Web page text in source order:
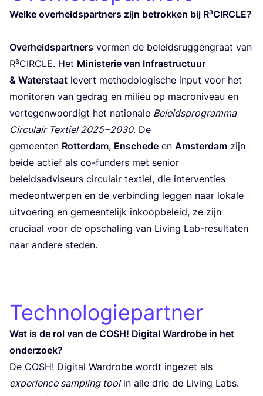
Wel­ke over­heids­part­ners zijn betrok­ken bij R³CIRCLE?
Over­heids­part­ners vor­men de beleids­rug­gen­graat van
R³CIR­CLE. Het Minis­te­rie van Infra­struc­tuur
& Water­staat levert metho­do­lo­gi­sche input voor het
moni­to­ren van gedrag en mili­eu op macro­ni­veau en
ver­te­gen­woor­digt het nati­o­na­le Beleids­pro­gram­ma
Cir­cu­lair Tex­tiel2025–2030. De
gemeen­ten Rot­ter­dam, Ensche­de en Amster­dam zijn
bei­de actief als co-fun­ders met seni­or
beleids­ad­vi­seurs cir­cu­lair tex­tiel, die inter­ven­ties
mede­ont­wer­pen en de ver­bin­ding leg­gen naar loka­le
uit­voe­ring en gemeen­te­lijk inkoop­be­leid, ze zijn
cru­ci­aal voor de opscha­ling van Living Lab-resul­ta­ten
naar ande­re steden.
Technologiepartner
Wat is de rol van de COSH! Digi­tal Ward­ro­be in het
onderzoek?
De COSH! Digi­tal Ward­ro­be wordt inge­zet als
expe­rien­ce sam­pling toolin alle drie de Living Labs.